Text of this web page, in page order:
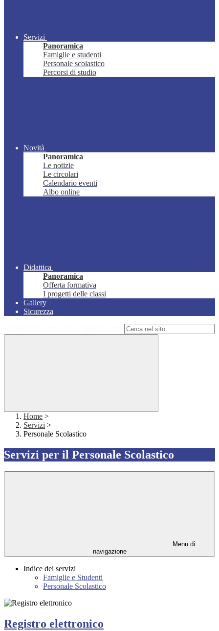
Servizi
Panoramica
Famiglie e studenti
Personale scolastico
Percorsi di studio
Novità
Panoramica
Le notizie
Le circolari
Calendario eventi
Albo online
Didattica
Panoramica
Offerta formativa
I progetti delle classi
Gallery
Sicurezza
Home >
Servizi >
Personale Scolastico
Servizi per il Personale Scolastico
Menu di
navigazione
Indice dei servizi
Famiglie e Studenti
Personale Scolastico
Registro elettronico